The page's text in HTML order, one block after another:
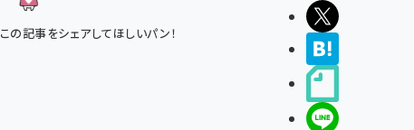
この記事をシェアしてほしいパン！
ポストする
LINEで送る